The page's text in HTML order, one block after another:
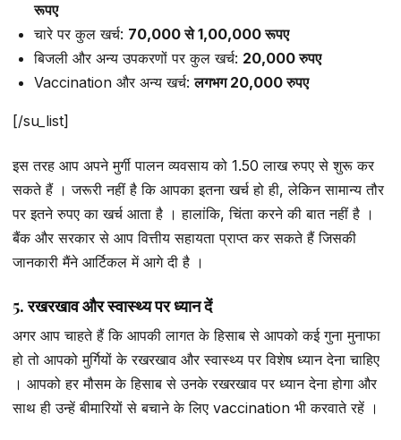
रूपए
चारे पर कुल खर्च: 70,000 से 1,00,000 रूपए
बिजली और अन्य उपकरणों पर कुल खर्च: 20,000 रुपए
Vaccination और अन्य खर्च:लगभग 20,000 रुपए
[/su_list]
इस तरह आप अपने मुर्गी पालन व्यवसाय को 1.50 लाख रुपए से शुरू कर
सकते हैं । जरूरी नहीं है कि आपका इतना खर्च हो ही, लेकिन सामान्य तौर
पर इतने रुपए का खर्च आता है । हालांकि, चिंता करने की बात नहीं है ।
बैंक और सरकार से आप वित्तीय सहायता प्राप्त कर सकते हैं जिसकी
जानकारी मैंने आर्टिकल में आगे दी है ।
5. रखरखाव और स्वास्थ्य पर ध्यान दें
अगर आप चाहते हैं कि आपकी लागत के हिसाब से आपको कई गुना मुनाफा
हो तो आपको मुर्गियों के रखरखाव और स्वास्थ्य पर विशेष ध्यान देना चाहिए
। आपको हर मौसम के हिसाब से उनके रखरखाव पर ध्यान देना होगा और
साथ ही उन्हें बीमारियों से बचाने के लिए vaccination भी करवाते रहें ।